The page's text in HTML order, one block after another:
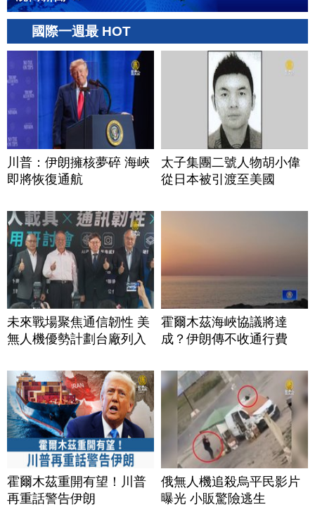
國際一週最 HOT
川普：伊朗擁核夢碎 海峽
即將恢復通航
太子集團二號人物胡小偉
從日本被引渡至美國
未來戰場聚焦通信韌性 美
無人機優勢計劃台廠列入
霍爾木茲海峽協議將達
成？伊朗傳不收通行費
霍爾木茲重開有望！川普
再重話警告伊朗
俄無人機追殺烏平民影片
曝光 小販驚險逃生